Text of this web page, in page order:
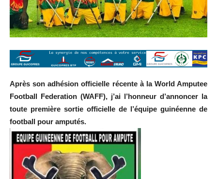
Après son adhésion officielle récente à la World Amputee
Football Federation (WAFF), j’ai l’honneur d’annoncer la
toute première sortie officielle de l’équipe guinéenne de
football pour amputés.